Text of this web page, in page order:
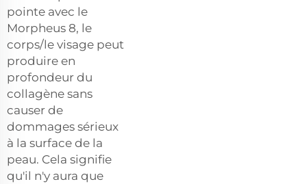
pointe avec le
Morpheus 8, le
corps/le visage peut
produire en
profondeur du
collagène sans
causer de
dommages sérieux
à la surface de la
peau. Cela signifie
qu'il n'y aura que